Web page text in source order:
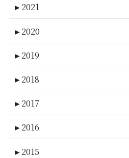
►2021
►2020
►2019
►2018
►2017
►2016
►2015